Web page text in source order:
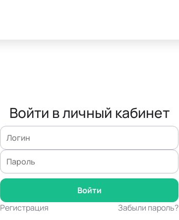
Войти в личный кабинет
Регистрация Забыли пароль?